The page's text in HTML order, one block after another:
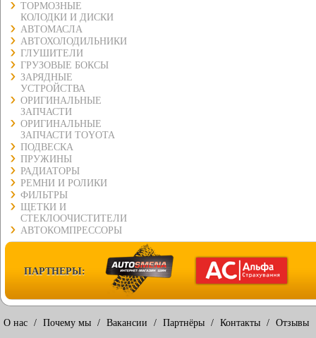
ТОРМОЗНЫЕ
КОЛОДКИ И ДИСКИ
АВТОМАСЛА
АВТОХОЛОДИЛЬНИКИ
ГЛУШИТЕЛИ
ГРУЗОВЫЕ БОКСЫ
ЗАРЯДНЫЕ
УСТРОЙСТВА
ОРИГИНАЛЬНЫЕ
ЗАПЧАСТИ
ОРИГИНАЛЬНЫЕ
ЗАПЧАСТИ TOYOTA
ПОДВЕСКА
ПРУЖИНЫ
РАДИАТОРЫ
РЕМНИ И РОЛИКИ
ФИЛЬТРЫ
ЩЕТКИ И
СТЕКЛООЧИСТИТЕЛИ
АВТОКОМПРЕССОРЫ
ПАРТНЕРЫ:
О нас / Почему мы / Вакансии / Партнёры / Контакты / Отзывы